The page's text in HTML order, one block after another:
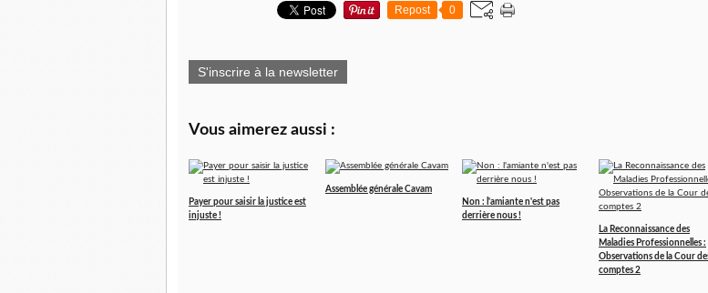
Repost 0
S'inscrire à la newsletter
Vous aimerez aussi :
Payer pour saisir la justice est
injuste !
Assemblée générale Cavam
Non : l'amiante n'est pas
derrière nous !
La Reconnaissance des
Maladies Professionnelles :
Observations de la Cour
comptes 2